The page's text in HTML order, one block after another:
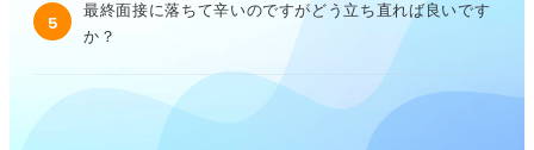
5
最終面接に落ちて辛いのですがどう立ち直れば良いです
か？